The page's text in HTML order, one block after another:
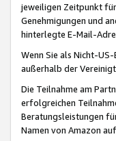
jeweiligen Zeitpunkt
Genehmigungen und
hinterlegte E-Mail-
Wenn Sie als Nicht-
außerhalb der
Die Teilnahme am
erfolgreichen
Beratungsleistungen
Namen von Amazon